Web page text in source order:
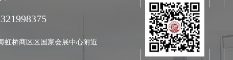
虹桥商区区国家会展中心附近